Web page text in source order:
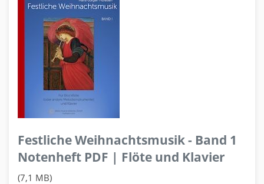
Festliche Weihnachtsmusik - Band 1
Notenheft PDF | Flöte und Klavier
(7,1 MB)